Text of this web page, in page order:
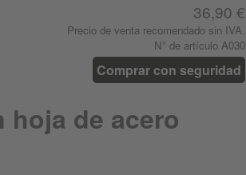
36,90 €
Precio de venta recomendado sin IVA.
N° de artículo A030
Comprar con seguridad
hoja de acero